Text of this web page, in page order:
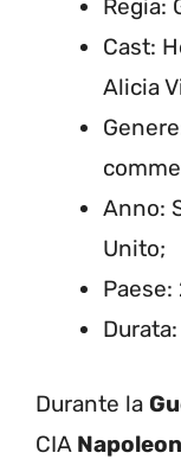
Regia:
Cast:
Alicia
Anno:
Unito;
Paese:
Durante la
CIA